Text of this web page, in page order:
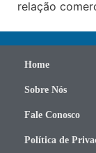
relação
Home
Sobre Nós
Fale Conosco
Política de